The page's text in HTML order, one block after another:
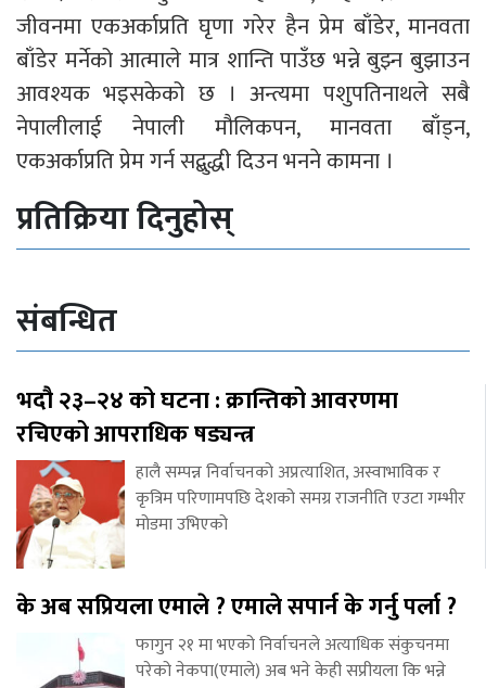
जीवनमा एकअर्काप्रति घृणा गरेर हैन प्रेम बाँडेर, मानवता
बाँडेर मर्नेको आत्माले मात्र शान्ति पाउँछ भन्ने बुझ्न बुझाउन
आवश्यक भइसकेको छ । अन्त्यमा पशुपतिनाथले सबै
नेपालीलाई नेपाली मौलिकपन, मानवता बाँड्न,
एकअर्काप्रति प्रेम गर्न सद्बुद्धी दिउन भनने कामना ।
प्रतिक्रिया दिनुहोस्
संबन्धित
भदौ २३–२४ को घटना : क्रान्तिको आवरणमा
रचिएको आपराधिक षड्यन्त्र
हालै सम्पन्न निर्वाचनको अप्रत्याशित, अस्वाभाविक र
कृत्रिम परिणामपछि देशको समग्र राजनीति एउटा गम्भीर
मोडमा उभिएको
के अब सप्रियला एमाले ? एमाले सपार्न के गर्नु पर्ला ?
फागुन २१ मा भएको निर्वाचनले अत्याधिक संकुचनमा
परेको नेकपा(एमाले) अब भने केही सप्रीयला कि भन्ने